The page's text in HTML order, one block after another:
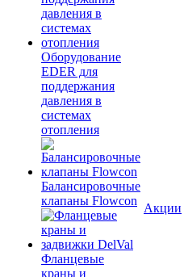
Оборудование
EDER для
поддержания
давления в
системах
отопления
Балансировочные
клапаны Flowcon
Фланцевые
краны и
Акции